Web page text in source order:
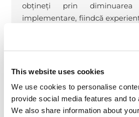
This website uses cookies
We use cookies to personalise
provide social media features and to
We also share information about
obțineți prin
implementare, fiindcă
e să apară greșeli la estimare,
înclină înspre subestimarea
funcționalităților de care
necritice. E mai ușor și
managementului